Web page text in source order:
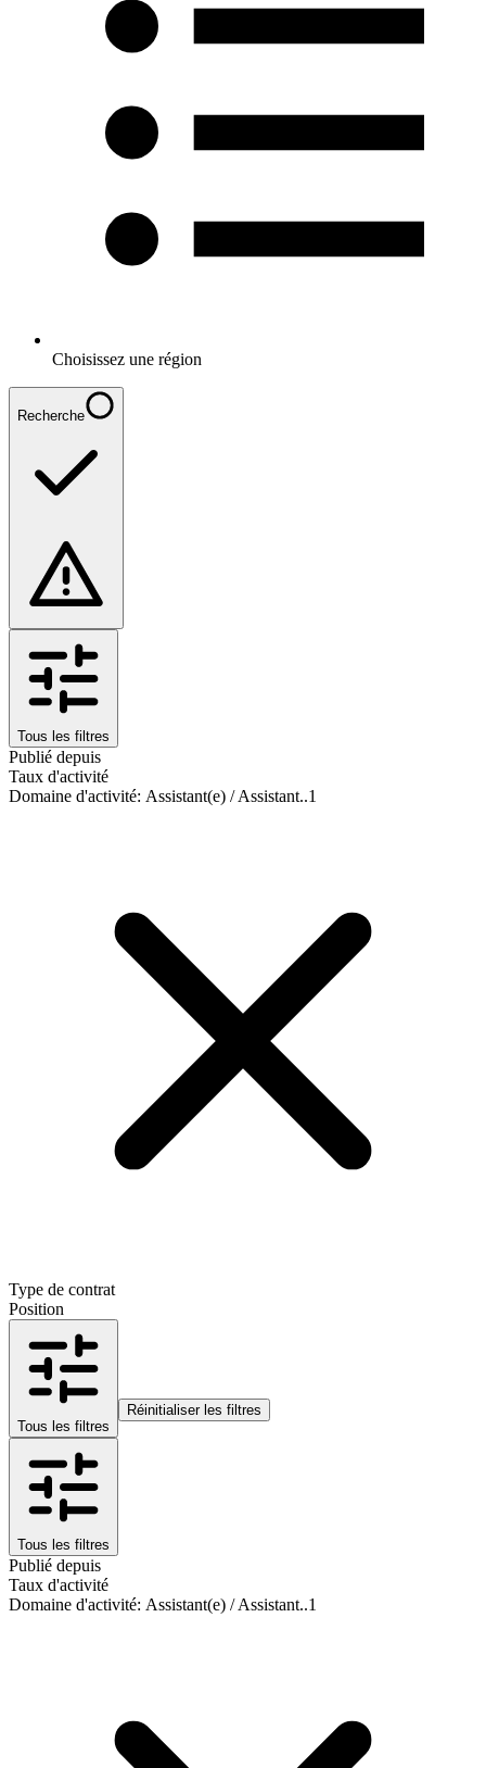
Choisissez une région
Recherche
Tous les filtres
Publié depuis
Taux d'activité
Domaine d'activité: Assistant(e) / Assistant..1
Type de contrat
Position
Tous les filtres
Réinitialiser les filtres
Tous les filtres
Publié depuis
Taux d'activité
Domaine d'activité: Assistant(e) / Assistant..1